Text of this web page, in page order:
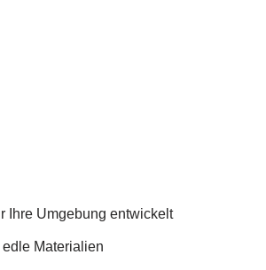
Ihre Umgebung entwickelt
Materialien